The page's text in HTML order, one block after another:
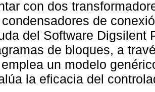
con dos
de
del Software Digsilent
de bloques, a
un modelo
la eficacia del